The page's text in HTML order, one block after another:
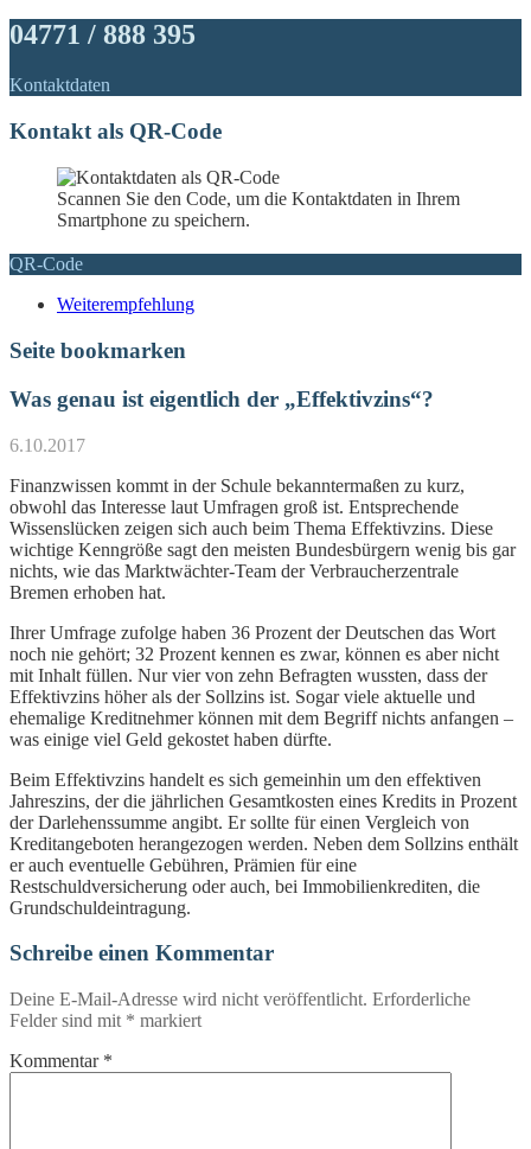
04771 / 888 395
Kontaktdaten
Kontakt als QR-Code
Scannen Sie den Code, um die Kontaktdaten in Ihrem
Smartphone zu speichern.
QR-Code
Weiterempfehlung
Seite bookmarken
Was genau ist eigentlich der „Effektivzins“?
6.10.2017
Finanzwissen kommt in der Schule bekanntermaßen zu kurz,
obwohl das Interesse laut Umfragen groß ist. Entsprechende
Wissenslücken zeigen sich auch beim Thema Effektivzins. Diese
wichtige Kenngröße sagt den meisten Bundesbürgern wenig bis gar
nichts, wie das Marktwächter-Team der Verbraucherzentrale
Bremen erhoben hat.
Ihrer Umfrage zufolge haben 36 Prozent der Deutschen das Wort
noch nie gehört; 32 Prozent kennen es zwar, können es aber nicht
mit Inhalt füllen. Nur vier von zehn Befragten wussten, dass der
Effektivzins höher als der Sollzins ist. Sogar viele aktuelle und
ehemalige Kreditnehmer können mit dem Begriff nichts anfangen –
was einige viel Geld gekostet haben dürfte.
Beim Effektivzins handelt es sich gemeinhin um den effektiven
Jahreszins, der die jährlichen Gesamtkosten eines Kredits in Prozent
der Darlehenssumme angibt. Er sollte für einen Vergleich von
Kreditangeboten herangezogen werden. Neben dem Sollzins enthält
er auch eventuelle Gebühren, Prämien für eine
Restschuldversicherung oder auch, bei Immobilienkrediten, die
Grundschuldeintragung.
Schreibe einen Kommentar
Deine E-Mail-Adresse wird nicht veröffentlicht. Erforderliche
Felder sind mit * markiert
Kommentar *